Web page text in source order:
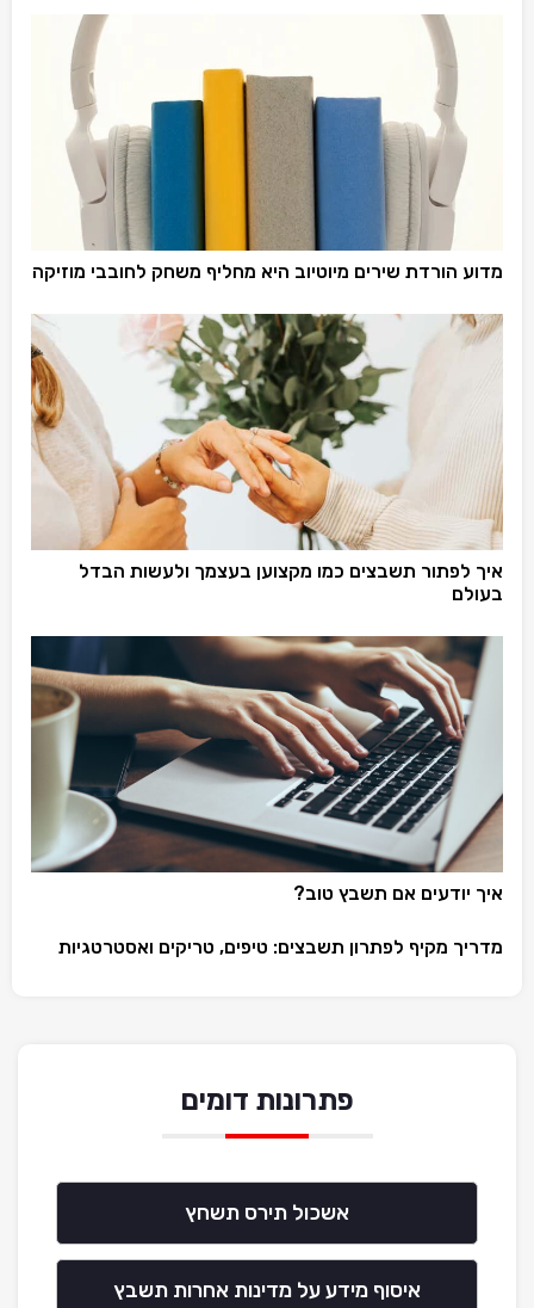
מדוע הורדת שירים מיוטיוב היא מחליף משחק לחובבי מוזיקה
איך לפתור תשבצים כמו מקצוען בעצמך ולעשות הבדל
בעולם
איך יודעים אם תשבץ טוב?
מדריך מקיף לפתרון תשבצים: טיפים, טריקים ואסטרטגיות
פתרונות דומים
אשכול תירס תשחץ
איסוף מידע על מדינות אחרות תשבץ